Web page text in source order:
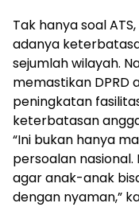
Tak hanya soal
adanya
sejumlah wilayah.
memastikan DPRD
peningkatan
keterbatasan
“Ini bukan hanya
persoalan
agar anak-anak
dengan nyaman,”